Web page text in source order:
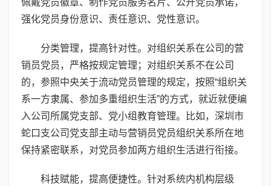
佩戴党员徽章、制作党员服务名片、公开党员承诺，
强化党员身份意识、责任意识、党性意识。
分类管理，提高针对性。对组织关系在公司的营
销员党员，严格按规定管理；对组织关系不在公司
的，参照中央关于流动党员管理的规定，按照“组织关
系一方隶属、参加多重组织生活”的方式，就近就便编
入公司所属党支部、党小组教育管理。比如，深圳市
蛇口支公司党支部主动与营销员党员组织关系所在地
保持紧密联系，对党员参加两方组织生活进行衔接。
科技赋能，提高便捷性。针对系统内机构层级